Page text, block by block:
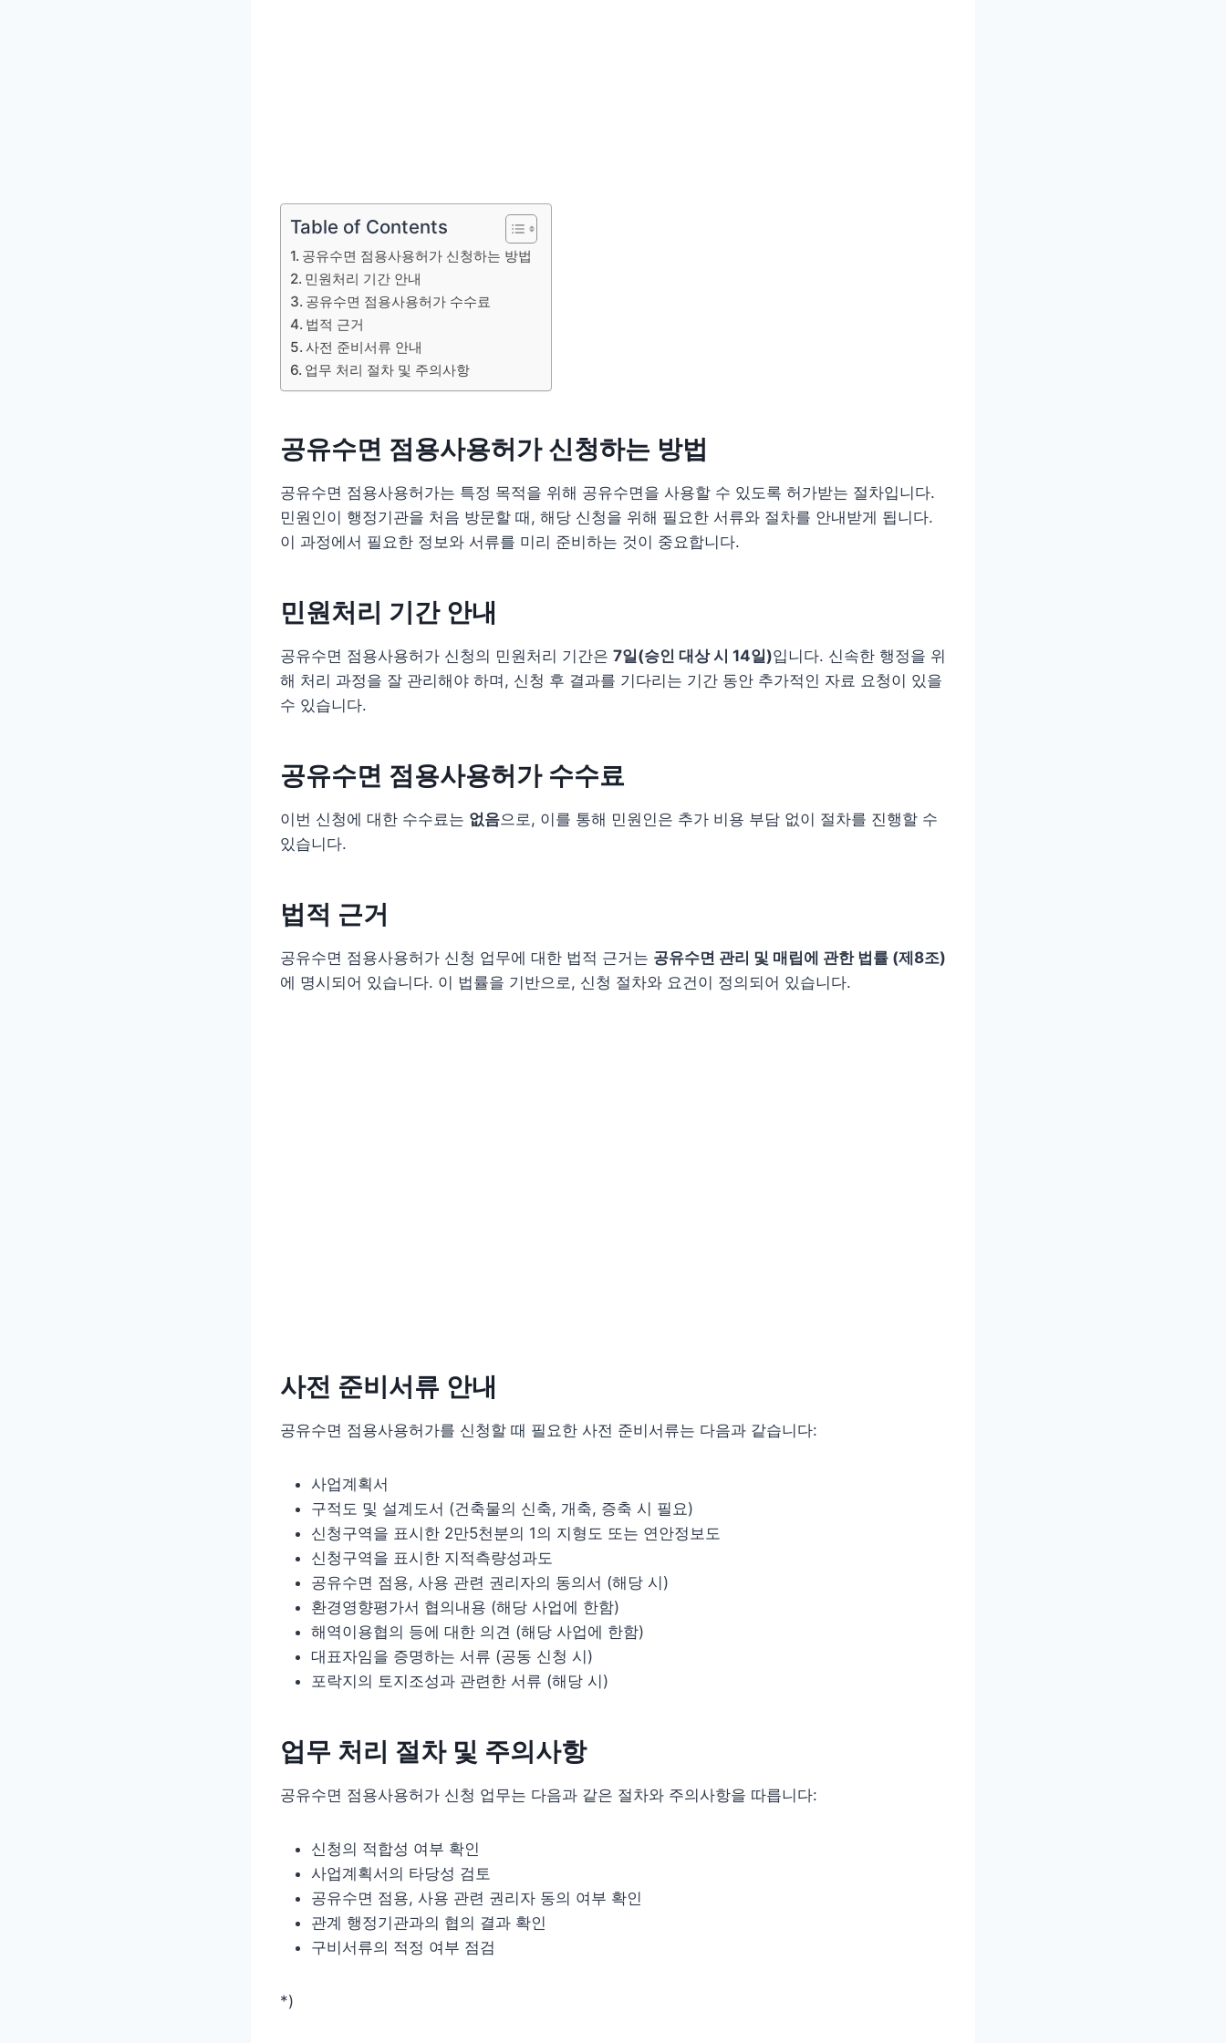
Table of Contents
공유수면 점용사용허가 신청하는 방법
민원처리 기간 안내
공유수면 점용사용허가 수수료
법적 근거
사전 준비서류 안내
업무 처리 절차 및 주의사항
공유수면 점용사용허가 신청하는 방법
공유수면 점용사용허가는 특정 목적을 위해 공유수면을 사용할 수 있도록 허가받는 절차입니다.
민원인이 행정기관을 처음 방문할 때, 해당 신청을 위해 필요한 서류와 절차를 안내받게 됩니다.
이 과정에서 필요한 정보와 서류를 미리 준비하는 것이 중요합니다.
민원처리 기간 안내
공유수면 점용사용허가 신청의 민원처리 기간은 7일(승인 대상 시 14일)입니다. 신속한 행정을 위
해 처리 과정을 잘 관리해야 하며, 신청 후 결과를 기다리는 기간 동안 추가적인 자료 요청이 있을
수 있습니다.
공유수면 점용사용허가 수수료
이번 신청에 대한 수수료는 없음으로, 이를 통해 민원인은 추가 비용 부담 없이 절차를 진행할 수
있습니다.
법적 근거
공유수면 점용사용허가 신청 업무에 대한 법적 근거는 공유수면 관리 및 매립에 관한 법률 (제8조)
에 명시되어 있습니다. 이 법률을 기반으로, 신청 절차와 요건이 정의되어 있습니다.
사전 준비서류 안내
공유수면 점용사용허가를 신청할 때 필요한 사전 준비서류는 다음과 같습니다:
사업계획서
구적도 및 설계도서 (건축물의 신축, 개축, 증축 시 필요)
신청구역을 표시한 2만5천분의 1의 지형도 또는 연안정보도
신청구역을 표시한 지적측량성과도
공유수면 점용, 사용 관련 권리자의 동의서 (해당 시)
환경영향평가서 협의내용 (해당 사업에 한함)
해역이용협의 등에 대한 의견 (해당 사업에 한함)
대표자임을 증명하는 서류 (공동 신청 시)
포락지의 토지조성과 관련한 서류 (해당 시)
업무 처리 절차 및 주의사항
공유수면 점용사용허가 신청 업무는 다음과 같은 절차와 주의사항을 따릅니다:
신청의 적합성 여부 확인
사업계획서의 타당성 검토
공유수면 점용, 사용 관련 권리자 동의 여부 확인
관계 행정기관과의 협의 결과 확인
구비서류의 적정 여부 점검
*)